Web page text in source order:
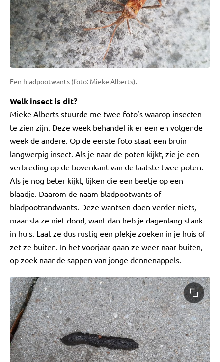
Een bladpootwants (foto: Mieke Alberts).
Welk insect is dit?
Mieke Alberts stuurde me twee foto’s waarop insecten
te zien zijn. Deze week behandel ik er een en volgende
week de andere. Op de eerste foto staat een bruin
langwerpig insect. Als je naar de poten kijkt, zie je een
verbreding op de bovenkant van de laatste twee poten.
Als je nog beter kijkt, lijken die een beetje op een
blaadje. Daarom de naam bladpootwants of
bladpootrandwants. Deze wantsen doen verder niets,
maar sla ze niet dood, want dan heb je dagenlang stank
in huis. Laat ze dus rustig een plekje zoeken in je huis of
zet ze buiten. In het voorjaar gaan ze weer naar buiten,
op zoek naar de sappen van jonge dennenappels.